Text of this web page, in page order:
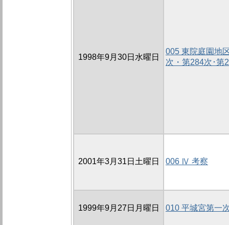
1998年9月30日水曜日
005 東院庭園地
次・第284次･第
2001年3月31日土曜日 006 Ⅳ 考察
1999年9月27日月曜日 010 平城宮第一